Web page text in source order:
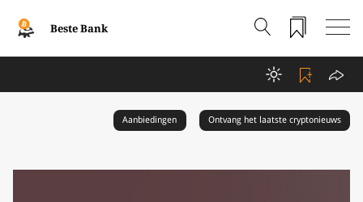
Beste Bank
Aanbiedingen Ontvang het laatste cryptonieuws